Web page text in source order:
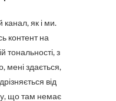
як і ми.
контент на
тональності, з
мені здається,
від
що там немає